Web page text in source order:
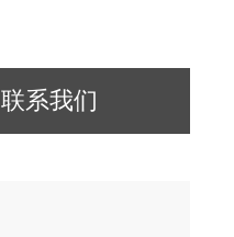
联系我们